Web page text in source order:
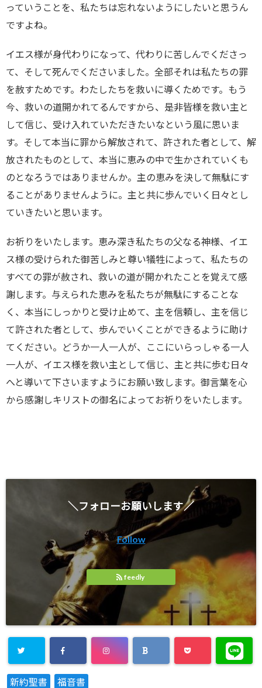
っていうことを、私たちは忘れないようにしたいと思うん
ですよね。
イエス様が身代わりになって、代わりに苦しんでくださっ
て、そして死んでくださいました。全部それは私たちの罪
を赦すためです。わたしたちを救いに導くためです。もう
今、救いの道開かれてるんですから、是非皆様を救い主と
して信じ、受け入れていただきたいなという風に思いま
す。そして本当に罪から解放されて、許された者として、解
放されたものとして、本当に恵みの中で生かされていくも
のとなろうではありませんか。主の恵みを決して無駄にす
ることがありませんように。主と共に歩んでいく日々とし
ていきたいと思います。
お祈りをいたします。恵み深き私たちの父なる神様、イエ
ス様の受けられた御苦しみと尊い犠牲によって、私たちの
すべての罪が赦され、救いの道が開かれたことを覚えて感
謝します。与えられた恵みを私たちが無駄にすることな
く、本当にしっかりと受け止めて、主を信頼し、主を信じ
て許された者として、歩んでいくことができるように助け
てください。どうか一人一人が、ここにいらっしゃる一人
一人が、イエス様を救い主として信じ、主と共に歩む日々
へと導いて下さいますようにお願い致します。御言葉を心
から感謝しキリストの御名によってお祈りをいたします。
＼フォローお願いします／
Follow
feedly
新約聖書 福音書